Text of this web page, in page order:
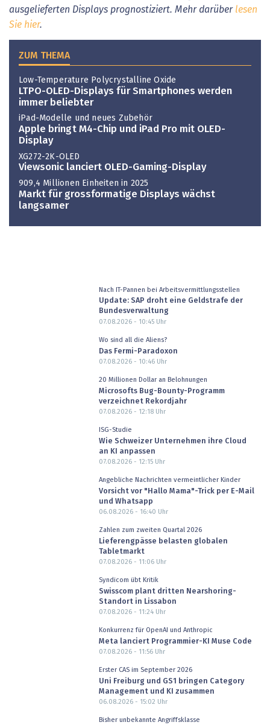
ausgelieferten Displays prognostiziert. Mehr darüber lesen
Sie hier.
ZUM THEMA
Low-Temperature Polycrystalline Oxide
LTPO-OLED-Displays für Smartphones werden
immer beliebter
iPad-Modelle und neues Zubehör
Apple bringt M4-Chip und iPad Pro mit OLED-
Display
XG272-2K-OLED
Viewsonic lanciert OLED-Gaming-Display
909,4 Millionen Einheiten in 2025
Markt für grossformatige Displays wächst
langsamer
Nach IT-Pannen bei Arbeitsvermittlungsstellen
Update: SAP droht eine Geldstrafe der
Bundesverwaltung
07.08.2026 - 10:45Uhr
Wo sind all die Aliens?
Das Fermi-Paradoxon
07.08.2026 - 10:46Uhr
20 Millionen Dollar an Belohnungen
Microsofts Bug-Bounty-Programm
verzeichnet Rekordjahr
07.08.2026 - 12:18Uhr
ISG-Studie
Wie Schweizer Unternehmen ihre Cloud
an KI anpassen
07.08.2026 - 12:15Uhr
Angebliche Nachrichten vermeintlicher Kinder
Vorsicht vor "Hallo Mama"-Trick per E-Mail
und Whatsapp
06.08.2026 - 16:40 Uhr
Zahlen zum zweiten Quartal 2026
Lieferengpässe belasten globalen
Tabletmarkt
07.08.2026 - 11:06Uhr
Syndicom übt Kritik
Swisscom plant dritten Nearshoring-
Standort in Lissabon
07.08.2026 - 11:24Uhr
Konkurrenz für OpenAI und Anthropic
Meta lanciert Programmier-KI Muse Code
07.08.2026 - 11:56Uhr
Erster CAS im September 2026
Uni Freiburg und GS1 bringen Category
Management und KI zusammen
06.08.2026 - 15:02 Uhr
Bisher unbekannte Angriffsklasse